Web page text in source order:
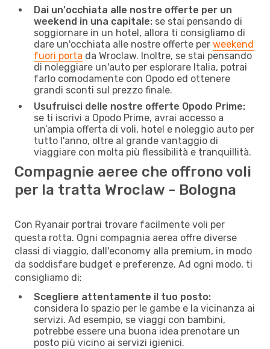
Dai un'occhiata alle nostre offerte per un
weekend in una capitale: se stai pensando di
soggiornare in un hotel, allora ti consigliamo di
dare un'occhiata alle nostre offerte per weekend
fuori porta da Wroclaw. Inoltre, se stai pensando
di noleggiare un'auto per esplorare Italia, potrai
farlo comodamente con Opodo ed ottenere
grandi sconti sul prezzo finale.
Usufruisci delle nostre offerte Opodo Prime:
se ti iscrivi a Opodo Prime, avrai accesso a
un’ampia offerta di voli, hotel e noleggio auto per
tutto l'anno, oltre al grande vantaggio di
viaggiare con molta più flessibilità e tranquillità.
Compagnie aeree che offrono voli
per la tratta Wroclaw - Bologna
Con Ryanair portrai trovare facilmente voli per
questa rotta. Ogni compagnia aerea offre diverse
classi di viaggio, dall'economy alla premium, in modo
da soddisfare budget e preferenze. Ad ogni modo, ti
consigliamo di:
Scegliere attentamente il tuo posto:
considera lo spazio per le gambe e la vicinanza ai
servizi. Ad esempio, se viaggi con bambini,
potrebbe essere una buona idea prenotare un
posto più vicino ai servizi igienici.